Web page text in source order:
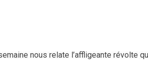
nous relate l’affligeante révolte